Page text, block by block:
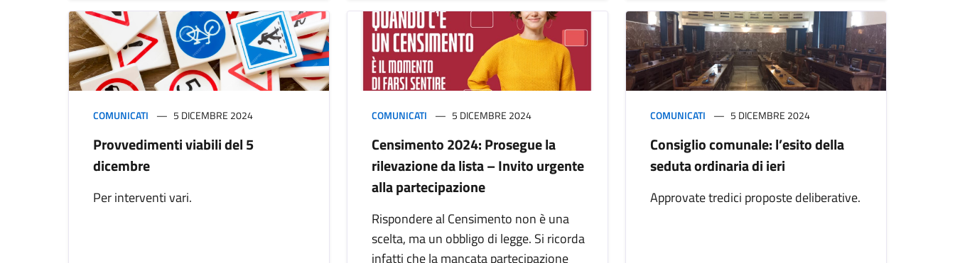
COMUNICATI 5 DICEMBRE 2024
Provvedimenti viabili del 5
dicembre
Per interventi vari.
COMUNICATI 5 DICEMBRE 2024
Censimento 2024: Prosegue la
rilevazione da lista – Invito urgente
alla partecipazione
Rispondere al Censimento non è una
scelta, ma un obbligo di legge. Si ricorda
infatti che la mancata partecipazione
COMUNICATI 5 DICEMBRE 2024
Consiglio comunale: l’esito della
seduta ordinaria di ieri
Approvate tredici proposte deliberative.